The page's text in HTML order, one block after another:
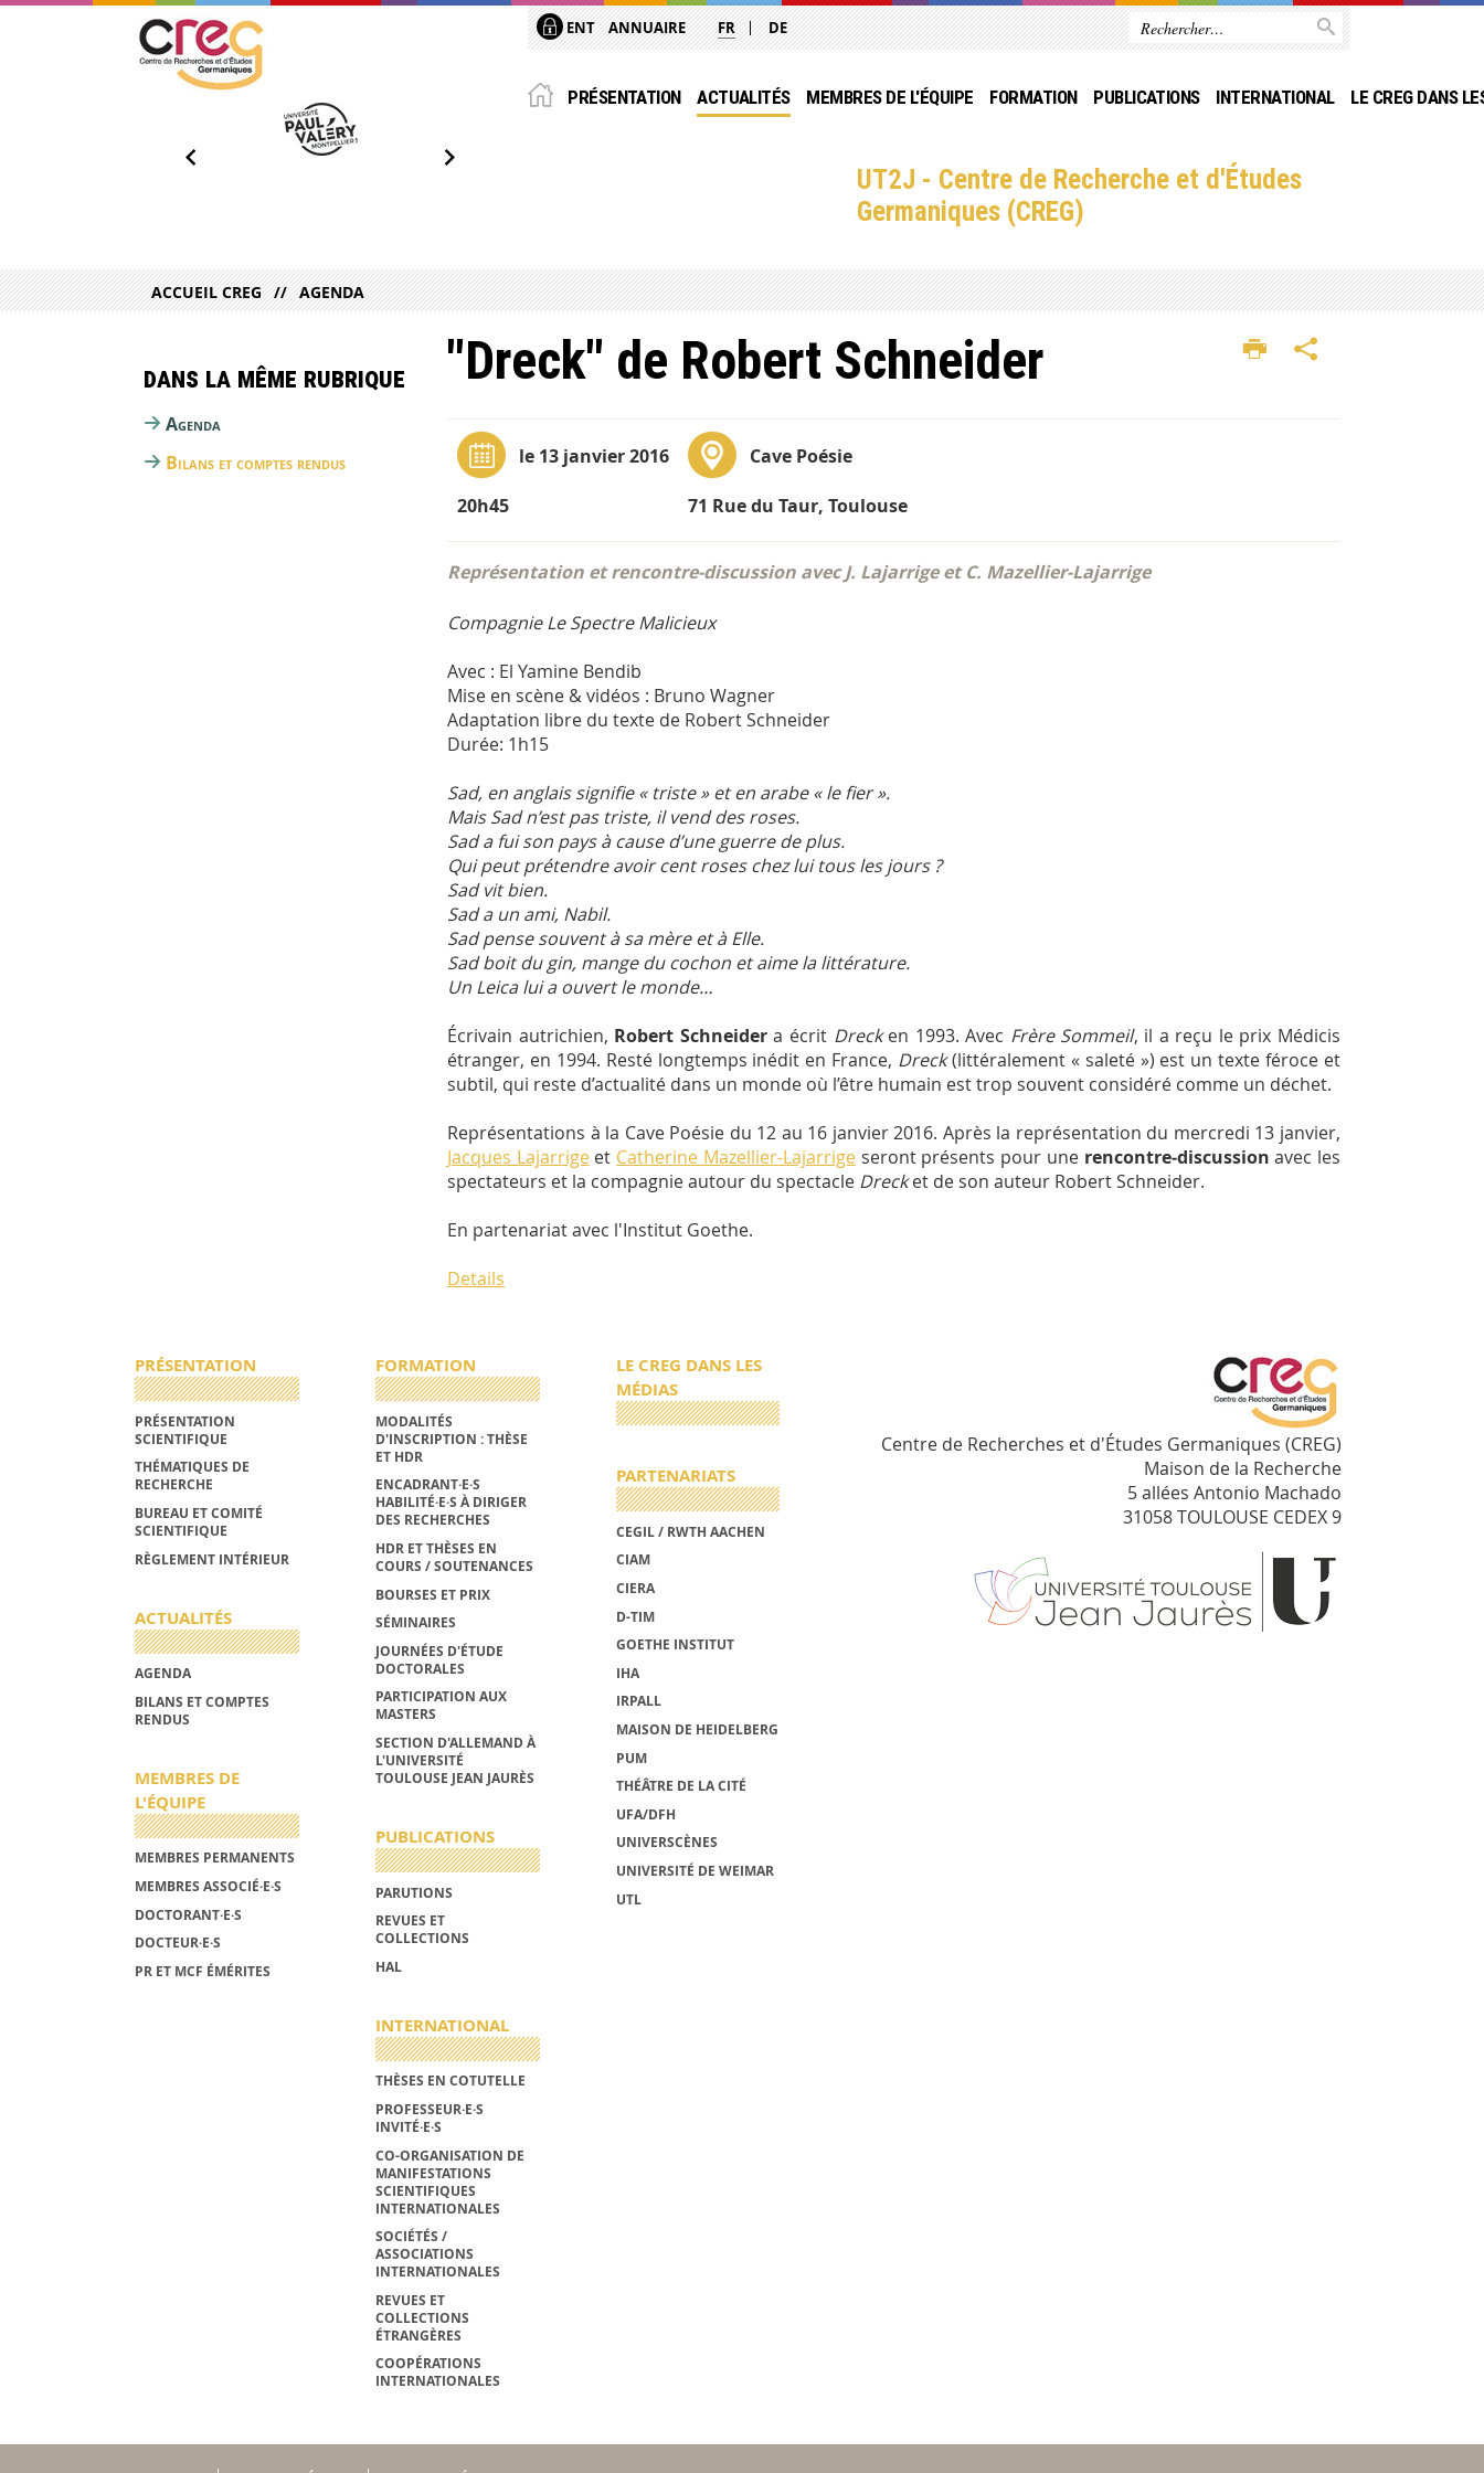
ENT ANNUAIRE FR DE
PRÉSENTATION ACTUALITÉS MEMBRES DE L'ÉQUIPE FORMATION PUBLICATIONS INTERNATIONAL LE CREG DANS
UT2J - Centre de Recherche et d'Études
Germaniques (CREG)
ACCUEIL CREG AGENDA
"Dreck" de Robert Schneider
le 13 janvier 2016
20h45
Cave Poésie
71 Rue du Taur, Toulouse
Représentation et rencontre-discussion avec J. Lajarrige et C. Mazellier-Lajarrige
Compagnie Le Spectre Malicieux
Avec : El Yamine Bendib
Mise en scène & vidéos : Bruno Wagner
Adaptation libre du texte de Robert Schneider
Durée: 1h15
Sad, en anglais signifie « triste » et en arabe « le fier ».
Mais Sad n’est pas triste, il vend des roses.
Sad a fui son pays à cause d’une guerre de plus.
Qui peut prétendre avoir cent roses chez lui tous les jours ?
Sad vit bien.
Sad a un ami, Nabil.
Sad pense souvent à sa mère et à Elle.
Sad boit du gin, mange du cochon et aime la littérature.
Un Leica lui a ouvert le monde…
Écrivain autrichien, Robert Schneidera écrit Drecken 1993. Avec Frère Sommeil, il a reçu le prix Médicis
étranger, en 1994. Resté longtemps inédit en France, Dreck(littéralement « saleté ») est un texte féroce et
subtil, qui reste d’actualité dans un monde où l’être humain est trop souvent considéré comme un déchet.
Représentations à la Cave Poésie du 12 au 16 janvier 2016. Après la représentation du mercredi 13 janvier,
Jacques Lajarrigeet Catherine Mazellier-Lajarrigeseront présents pour une rencontre‑discussion avec les
spectateurs et la compagnie autour du spectacle Drecket de son auteur Robert Schneider.
En partenariat avec l'Institut Goethe.
Details
Dans la même rubrique
Agenda
Bilans et comptes rendus
PRÉSENTATION
PRÉSENTATION
SCIENTIFIQUE
THÉMATIQUES DE
RECHERCHE
BUREAU ET COMITÉ
SCIENTIFIQUE
RÈGLEMENT INTÉRIEUR
ACTUALITÉS
AGENDA
BILANS ET COMPTES
RENDUS
MEMBRES DE
L'ÉQUIPE
MEMBRES PERMANENTS
MEMBRES ASSOCIÉ·E·S
DOCTORANT·E·S
DOCTEUR·E·S
PR ET MCF ÉMÉRITES
FORMATION
MODALITÉS
D'INSCRIPTION : THÈSE
ET HDR
ENCADRANT·E·S
HABILITÉ·E·S À DIRIGER
DES RECHERCHES
HDR ET THÈSES EN
COURS / SOUTENANCES
BOURSES ET PRIX
SÉMINAIRES
JOURNÉES D'ÉTUDE
DOCTORALES
PARTICIPATION AUX
MASTERS
SECTION D'ALLEMAND À
L'UNIVERSITÉ
TOULOUSE JEAN JAURÈS
PUBLICATIONS
PARUTIONS
REVUES ET
COLLECTIONS
HAL
INTERNATIONAL
THÈSES EN COTUTELLE
PROFESSEUR·E·S
INVITÉ·E·S
CO-ORGANISATION DE
MANIFESTATIONS
SCIENTIFIQUES
INTERNATIONALES
SOCIÉTÉS /
ASSOCIATIONS
INTERNATIONALES
REVUES ET
COLLECTIONS
ÉTRANGÈRES
COOPÉRATIONS
INTERNATIONALES
LE CREG DANS LES
MÉDIAS
PARTENARIATS
CEGIL / RWTH AACHEN
CIAM
CIERA
D-TIM
GOETHE INSTITUT
IHA
IRPALL
MAISON DE HEIDELBERG
PUM
THÉÂTRE DE LA CITÉ
UFA/DFH
UNIVERSCÈNES
UNIVERSITÉ DE WEIMAR
UTL
Centre de Recherches et d'Études Germaniques (CREG)
Maison de la Recherche
5 allées Antonio Machado
31058 TOULOUSE CEDEX 9